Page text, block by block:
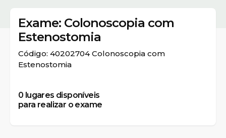
Exame: Colonoscopia com
Estenostomia
Código: 40202704 Colonoscopia com
Estenostomia
0 lugares disponíveis
para realizar o exame